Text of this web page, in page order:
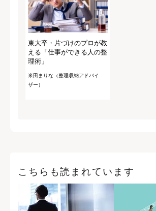
東大卒・片づけのプロが教
える「仕事ができる人の整
理術」
米田まりな（整理収納アドバイ
ザー）
こちらも読まれています